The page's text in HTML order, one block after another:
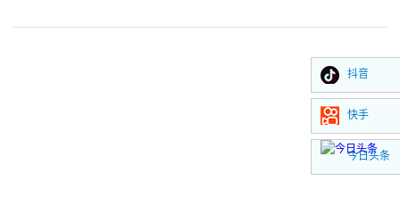
抖音
快手
今日头条